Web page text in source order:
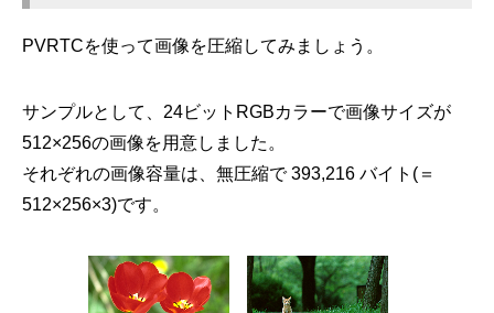
PVRTCを使って画像を圧縮してみましょう。
サンプルとして、24ビットRGBカラーで画像サイズが
512×256の画像を用意しました。
それぞれの画像容量は、無圧縮で 393,216 バイト(＝
512×256×3)です。